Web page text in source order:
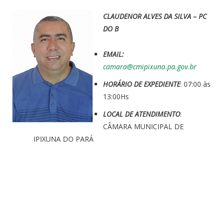
CLAUDENOR ALVES DA SILVA – PC
DO B
EMAIL:
camara@cmipixuna.pa.gov.br
HORÁRIO DE EXPEDIENTE: 07:00 às
13:00Hs
LOCAL DE ATENDIMENTO:
CÂMARA MUNICIPAL DE
IPIXUNA DO PARÁ